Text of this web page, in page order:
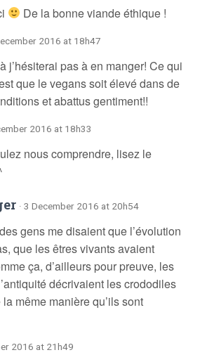
De la bonne viande éthique !
2016 at 18h47
j’hésiterai pas à en manger! Ce qui
que le vegans soit élevé dans de
et abattus gentiment!!
2016 at 18h33
nous comprendre, lisez le
· 3 December 2016 at 20h54
gens me disaient que l’évolution
que les êtres vivants avaient
ça, d’ailleurs pour preuve, les
décrivaient les crododiles
même manière qu’ils sont
2016 at 21h49